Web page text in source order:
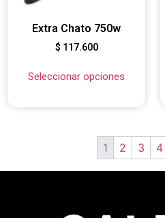
Extra Chato 750w
$ 117.600
Seleccionar opciones
1 2 3 4